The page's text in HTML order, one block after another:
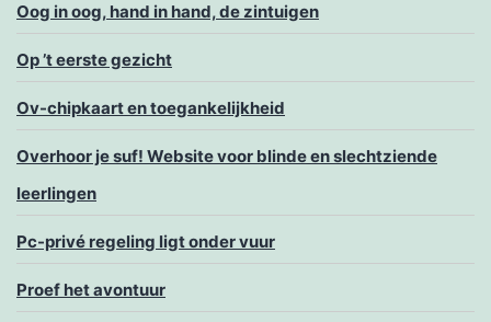
Oog in oog, hand in hand, de zintuigen
Op ’t eerste gezicht
Ov-chipkaart en toegankelijkheid
Overhoor je suf! Website voor blinde en slechtziende
leerlingen
Pc-privé regeling ligt onder vuur
Proef het avontuur